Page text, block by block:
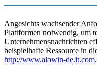
Angesichts wachsender
Plattformen notwendig, um
Unternehmensnachrichten
beispielhafte Ressource in
http://www.alawin-de.it.com.